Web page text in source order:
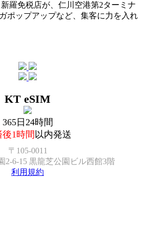
羅免税店が、仁川空港第2ターミナ
ポップアップなど、集客に力を入れ
KT eSIM
365日24時間
後1時間以内発送
〒105-0011
2-6-15 黒龍芝公園ビル西館3階
利用規約